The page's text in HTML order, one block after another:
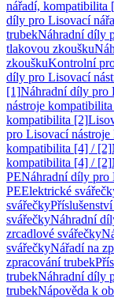
nářadí, kompatibilita
díly pro Lisovací
trubekNáhradní díly
tlakovou zkoušku
zkouškuKontrolní
díly pro Lisovací
[1]Náhradní díly pro
nástroje
kompatibilita [2]
pro Lisovací
kompatibilita [4] / [2]
kompatibilita [4] / [2]
PENáhradní díly pro
PEElektrické
svářečky
svářečkyNáhradní
zrcadlové svářečky
svářečkyNářadí na
zpracování trubek
trubekNáhradní díly
trubekNápověda k